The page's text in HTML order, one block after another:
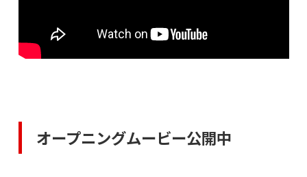
オープニングムービー公開中